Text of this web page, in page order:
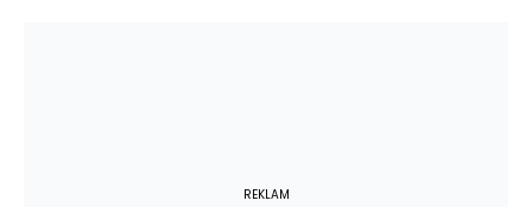
REKLAM